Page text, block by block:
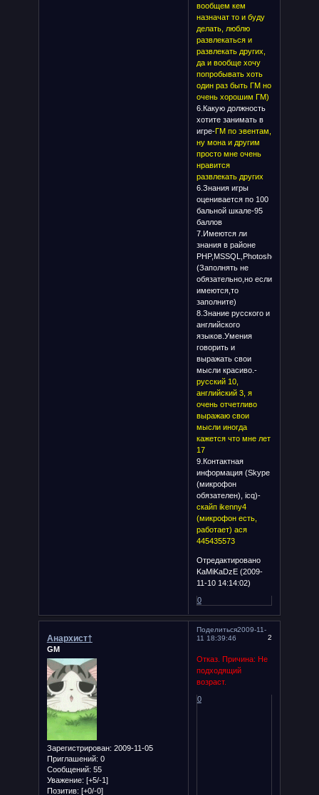
вообщем кем
назначат то и буду
делать, люблю
развлекаться и
развлекать других,
да и вообще хочу
попробывать хоть
один раз быть ГМ но
очень хорошим ГМ)
6.Какую должность
хотите занимать в
игре-ГМ по эвентам,
ну мона и другим
просто мне очень
нравится
развлекать других
6.Знания игры
оценивается по 100
бальной шкале-95
баллов
7.Имеются ли
знания в районе
PHP,MSSQL,Photoshop
(Заполнять не
обязательно,но если
имеются,то
заполните)
8.Знание русского и
английского
языков.Умения
говорить и
выражать свои
мысли красиво.-
русский 10,
английский 3, я
очень отчетливо
выражаю свои
мысли иногда
кажется что мне лет
17
9.Контактная
информация (Skype
(микрофон
обязателен), icq)-
скайп ikenny4
(микрофон есть,
работает) ася
445435573
Отредактировано
KaMiKaDzE (2009-
11-10 14:14:02)
0
Поделиться
2
2009-11-
11 18:39:46
Анархист†
GM
Зарегистрирован: 2009-11-05
Приглашений: 0
Сообщений: 55
Уважение: [+5/-1]
Позитив: [+0/-0]
Отказ. Причина: Не
подходящий
возраст.
0